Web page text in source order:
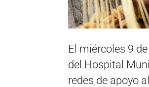
El miércoles 9
del Hospital
redes de apoyo